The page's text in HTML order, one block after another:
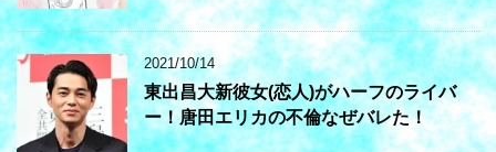
2021/10/14
東出昌大新彼女(恋人)がハーフのライバ
ー！唐田エリカの不倫なぜバレた！